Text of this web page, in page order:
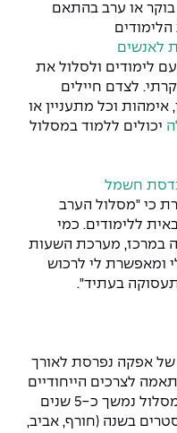
או ערב בהתאם
לאנשים
לימודים ולסלול את
לצדם חיילים
אימהות וכל מתעניין או
יכולים ללמוד במסלול
חשמל
כי "מסלול הערב
ללימודים. כמי
במרכז, מערכת השעות
ומאפשרת לי לרכוש
בעתיד".
של אפקה נפרסת לאורך
לצרכים הייחודיים
של סטודנטים במסלול. התואר במסלול נמשך כ-5 שנים
סמסטרים בשנה (חורף, אביב,